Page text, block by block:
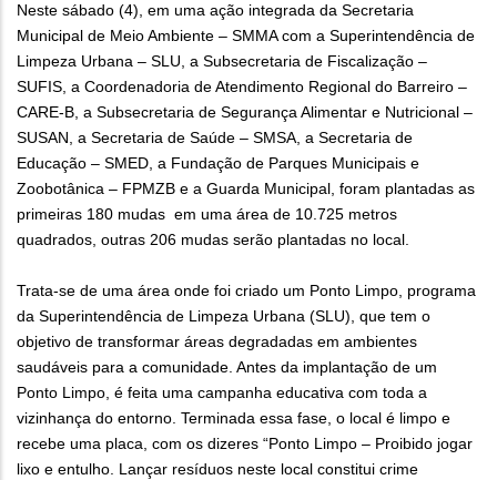
Neste sábado (4), em uma ação integrada da Secretaria
Municipal de Meio Ambiente – SMMA com a Superintendência de
Limpeza Urbana – SLU, a Subsecretaria de Fiscalização –
SUFIS, a Coordenadoria de Atendimento Regional do Barreiro –
CARE-B, a Subsecretaria de Segurança Alimentar e Nutricional –
SUSAN, a Secretaria de Saúde – SMSA, a Secretaria de
Educação – SMED, a Fundação de Parques Municipais e
Zoobotânica – FPMZB e a Guarda Municipal, foram plantadas as
primeiras 180 mudas em uma área de 10.725 metros
quadrados, outras 206 mudas serão plantadas no local.
Trata-se de uma área onde foi criado um Ponto Limpo, programa
da Superintendência de Limpeza Urbana (SLU), que tem o
objetivo de transformar áreas degradadas em ambientes
saudáveis para a comunidade. Antes da implantação de um
Ponto Limpo, é feita uma campanha educativa com toda a
vizinhança do entorno. Terminada essa fase, o local é limpo e
recebe uma placa, com os dizeres “Ponto Limpo – Proibido jogar
lixo e entulho. Lançar resíduos neste local constitui crime